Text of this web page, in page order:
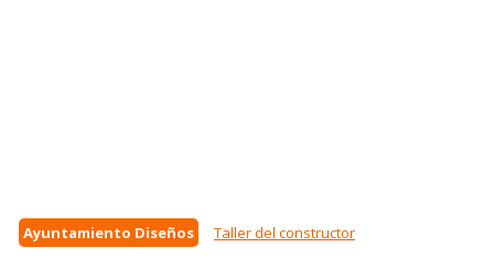
Ayuntamiento Diseños Taller del constructor